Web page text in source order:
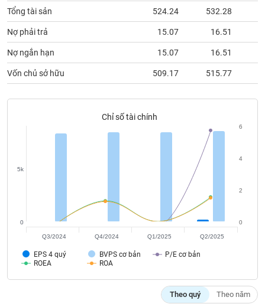
Tổng tài sản 524.24 532.28
Nợ phải trả 15.07 16.51
Nợ ngắn hạn 15.07 16.51
Vốn chủ sở hữu 509.17 515.77
Chỉ số tài chính
EPS 4 quý BVPS cơ bản
P/E cơ bản
ROEA
ROA
0
5k
0
2
4
6
Q3/2024 Q4/2024 Q1/2025 Q2/2025
Theo quý Theo năm
đầu
Truyền
thông
tài
Dữ